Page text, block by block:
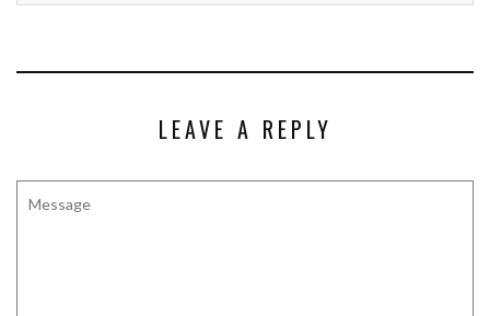
LEAVE A REPLY